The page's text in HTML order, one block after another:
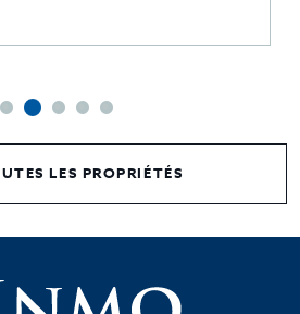
LES PROPRIÉTÉS